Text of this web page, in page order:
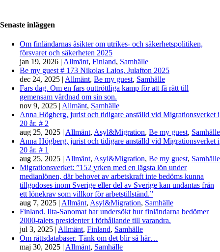
Senaste inläggen
Om finländarnas åsikter om utrikes- och säkerhetspolitiken,
försvaret och säkerheten 2025
jan 19, 2026 | Allmänt, Finland, Samhälle
Be my guest # 173 Nikolas Laios, Julafton 2025
dec 24, 2025 | Allmänt, Be my guest, Samhälle
Fars dag. Om en fars outtröttliga kamp för att få rätt till
gemensam vårdnad om sin son.
nov 9, 2025 | Allmänt, Samhälle
Anna Högberg, jurist och tidigare anställd vid Migrationsverket i
20 år. # 2
aug 25, 2025 | Allmänt, Asyl&Migration, Be my guest, Samhälle
Anna Högberg, jurist och tidigare anställd vid Migrationsverket i
20 år. # 1
aug 25, 2025 | Allmänt, Asyl&Migration, Be my guest, Samhälle
Migrationsverket: ”152 yrken med en lägsta lön under
medianlönen, där behovet av arbetskraft inte bedöms kunna
tillgodoses inom Sverige eller del av Sverige kan undantas från
ett lönekrav som villkor för arbetstillstånd.”
aug 7, 2025 | Allmänt, Asyl&Migration, Samhälle
Finland. Ilta-Sanomat har undersökt hur finländarna bedömer
2000-talets presidenter i förhållande till varandra.
jul 3, 2025 | Allmänt, Finland, Samhälle
Om rättsdatabaser. Tänk om det blir så här…
maj 30, 2025 | Allmänt, Samhälle